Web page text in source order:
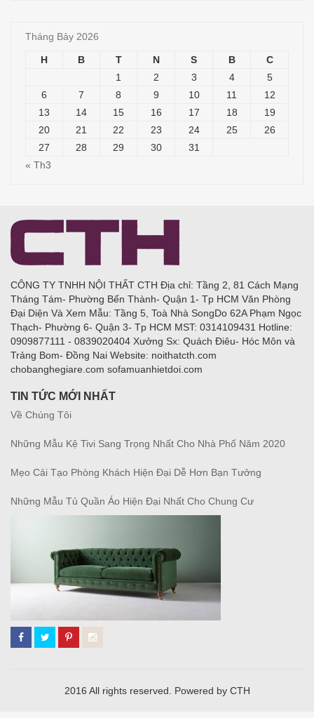
Tháng Bảy 2026
H B T N S B
C
1
2 3 4
5
6
7 8 9 10 11
12
13
14 15 16 17 18
19
20
21 22 23 24 25
26
27
28 29 30
31
« Th3
CÔNG TY TNHH NỘI THẤT CTH Địa chỉ: Tầng 2, 81 Cách Mạng
Tháng Tám- Phường Bến Thành- Quận 1- Tp HCM Văn Phòng
Đại Diện Và Xem Mẫu: Tầng 5, Toà Nhà SongDo 62A Phạm Ngọc
Thạch- Phường 6- Quận 3- Tp HCM MST: 0314109431 Hotline:
0909877111 - 0839020404 Xưởng Sx: Quách Điêu- Hóc Môn và
Trảng Bom- Đồng Nai Website: noithatcth.com
chobanghegiare.com sofamuanhietdoi.com
TIN TỨC MỚI NHẤT
Về Chúng Tôi
Những Mẫu Kệ Tivi Sang Trọng Nhất Cho Nhà Phố Năm 2020
Mẹo Cải Tạo Phòng Khách Hiện Đại Dễ Hơn Bạn Tưởng
Những Mẫu Tủ Quần Áo Hiện Đại Nhất Cho Chung Cư
2016 All rights reserved. Powered by CTH